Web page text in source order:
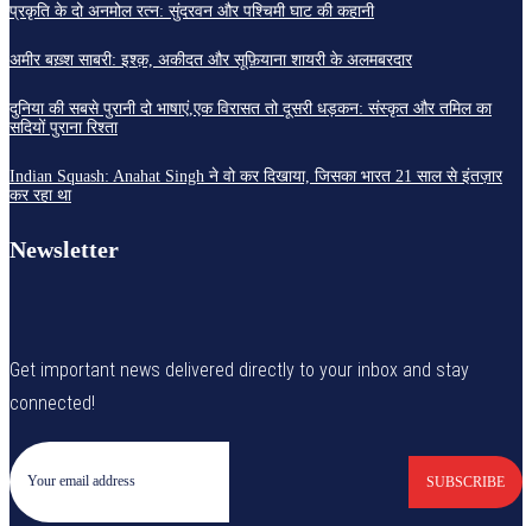
प्रकृति के दो अनमोल रत्न: सुंदरवन और पश्चिमी घाट की कहानी
अमीर बख़्श साबरी: इश्क़, अकीदत और सूफ़ियाना शायरी के अलमबरदार
दुनिया की सबसे पुरानी दो भाषाएं,एक विरासत तो दूसरी धड़कन: संस्कृत और तमिल का
सदियों पुराना रिश्ता
Indian Squash: Anahat Singh ने वो कर दिखाया, जिसका भारत 21 साल से इंतज़ार
कर रहा था
Newsletter
Get important news delivered directly to your inbox and stay
connected!
SUBSCRIBE